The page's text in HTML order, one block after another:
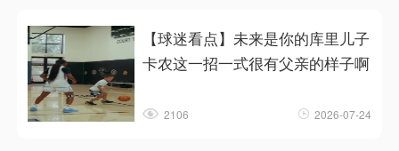
【球迷看点】未来是你的库里儿子
卡农这一招一式很有父亲的样子啊
2106 2026-07-24